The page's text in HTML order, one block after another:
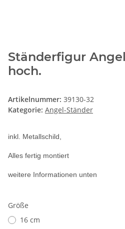
Ständerfigur
hoch.
Artikelnummer: 39130-32
Kategorie: Angel-Ständer
inkl. Metallschild,
Alles fertig montiert
weitere Informationen unten
Größe
16 cm